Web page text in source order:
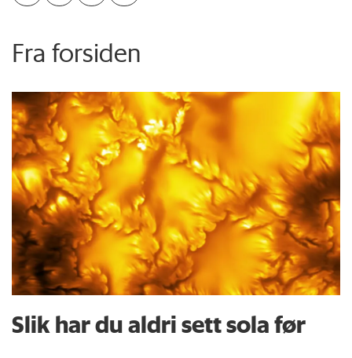
Fra forsiden
Slik har du aldri sett sola før